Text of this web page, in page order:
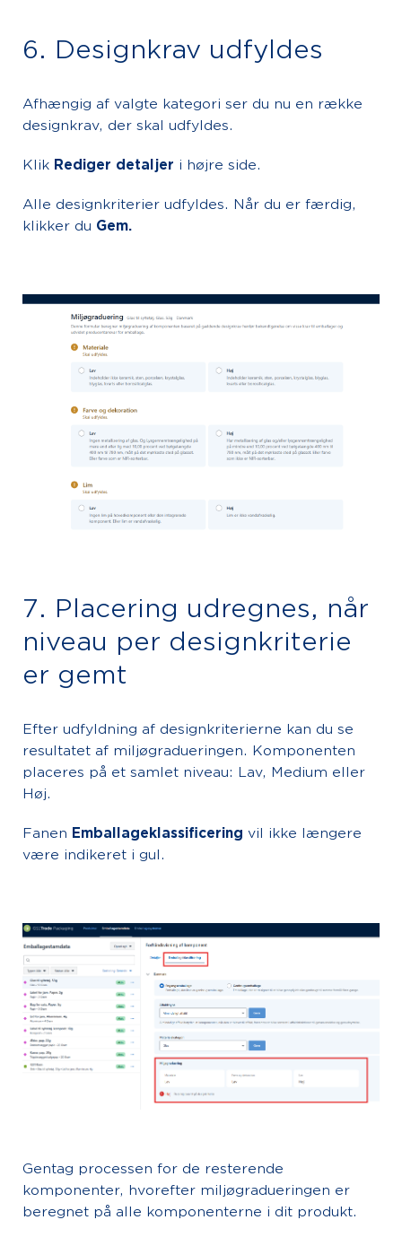
6. Designkrav udfyldes
Afhængig af valgte kategori ser du nu en række
designkrav, der skal udfyldes.
Klik Rediger detaljer i højre side.
Alle designkriterier udfyldes. Når du er færdig,
klikker du Gem.
7. Placering udregnes, når
niveau per designkriterie
er gemt
Efter udfyldning af designkriterierne kan du se
resultatet af miljøgradueringen. Komponenten
placeres på et samlet niveau: Lav, Medium eller
Høj.
Fanen Emballageklassificering vil ikke længere
være indikeret i gul.
Gentag processen for de resterende
komponenter, hvorefter miljøgradueringen er
beregnet på alle komponenterne i dit produkt.